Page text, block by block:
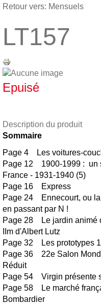
Retour vers: Mensuels
LT157
Epuisé
Description du produit
Sommaire
Page 4 Les voitures-
Page 12 1900-1999 : un
France - 1931-1940 (5)
Page 16 Express
Page 24 Ennecourt, ou la
en passant par N !
Page 28 Le jardin animé
IIm d'Albert Lutz
Page 32 Les prototypes 1
Page 36 22e Salon
Réduit
Page 54 Virgin présente
Page 58 Le marché
Bombardier